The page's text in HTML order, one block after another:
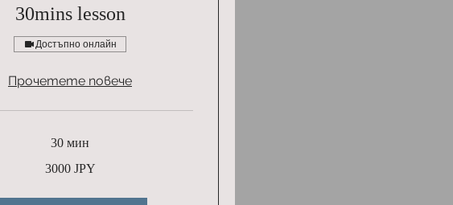
30mins lesson
Достъпно онлайн
Прочетете повече
30 мин
3000 JPY